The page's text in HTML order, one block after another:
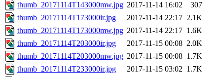
thumb_20171114T143000mw.jpg 2017-11-14 16:02
307
thumb_20171114T173000ir.jpg
2017-11-14 22:17 2.1K
thumb_20171114T173000mw.jpg 2017-11-14 22:17 1.6K
thumb_20171114T203000ir.jpg
2017-11-15 00:08 2.0K
thumb_20171114T203000mw.jpg 2017-11-15 00:08 1.7K
thumb_20171114T233000ir.jpg
2017-11-15 03:02 1.7K